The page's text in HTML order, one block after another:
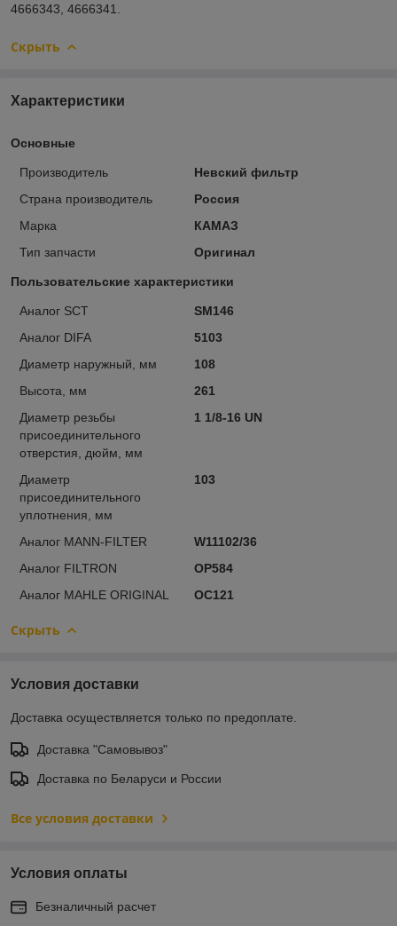
4666343, 4666341.
Скрыть
Характеристики
Основные
Производитель
Невский фильтр
Страна производитель
Россия
Марка
КАМАЗ
Тип запчасти
Оригинал
Пользовательские характеристики
Аналог SCT
SM146
Аналог DIFA
5103
Диаметр наружный, мм
108
Высота, мм
261
Диаметр резьбы
присоединительного
отверстия, дюйм, мм
1 1/8-16 UN
Диаметр
присоединительного
уплотнения, мм
103
Аналог MANN-FILTER
W11102/36
Аналог FILTRON
OP584
Аналог MAHLE ORIGINAL
OC121
Скрыть
Условия доставки
Доставка осуществляется только по предоплате.
Доставка "Самовывоз"
Доставка по Беларуси и России
Все условия доставки
Условия оплаты
Безналичный расчет